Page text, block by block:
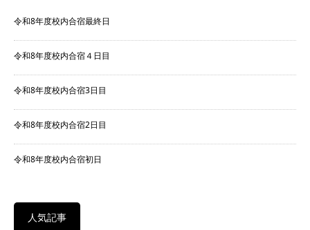
令和8年度校内合宿最終日
令和8年度校内合宿４日目
令和8年度校内合宿3日目
令和8年度校内合宿2日目
令和8年度校内合宿初日
人気記事